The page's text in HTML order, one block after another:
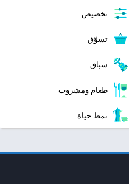
تخصيص
تسوّق
سباق
طعام ومشروب
نمط حياة